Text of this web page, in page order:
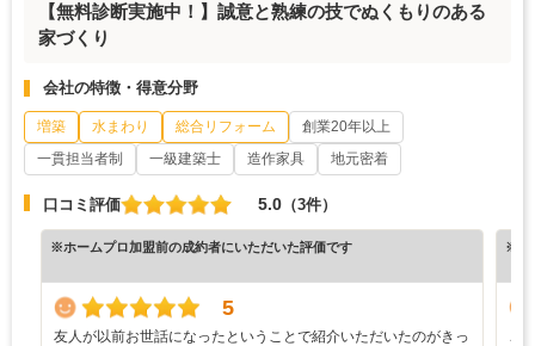
【無料診断実施中！】誠意と熟練の技でぬくもりのある
家づくり
会社の特徴・得意分野
増築 水まわり 総合リフォーム
創業20年以上
一貫担当者制
一級建築士 造作家具 地元密着
口コミ評価 5.0 （3件）
※ホームプロ加盟前の成約者にいただいた評価です
5
友人が以前お世話になったということで紹介いただいたのがきっ
※ホ
こ